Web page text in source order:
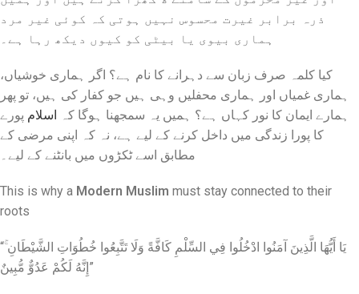
ذرہ برابر غیرت محسوس نہیں ہوتی کہ کوئی غیر مرد
ہماری بیوی یا بیٹی کو کیوں دیکھ رہا ہے۔
​کیا کلمہ صرف زبان سے دہرانے کا نام ہے؟ اگر ہماری خوشیاں،
ہماری غمیاں اور ہماری محفلیں وہی ہیں جو کفار کی ہیں، تو پھر
ہمارے ایمان کا نور کہاں ہے؟ ہمیں یہ سمجھنا ہوگا کہ اسلام پورے
کا پورا زندگی میں داخل کرنے کے لیے ہے، نہ کہ اپنی مرضی کے
مطابق اسے ٹکڑوں میں بانٹنے کے لیے۔
This is why a Modern Muslim must stay connected to their
roots
“يَا أَيُّهَا الَّذِينَ آمَنُوا ادْخُلُوا فِي السِّلْمِ كَافَّةً وَلَا تَتَّبِعُوا خُطُوَاتِ الشَّيْطَانِ ۚ
إِنَّهُ لَكُمْ عَدُوٌّ مُّبِينٌ”